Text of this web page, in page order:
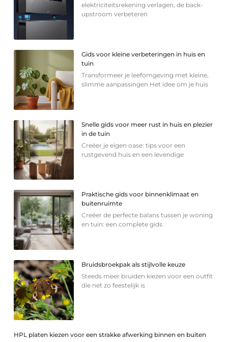
elektriciteitsrekening verlagen, de back-
upstroom verbeteren
Gids voor kleine verbeteringen in huis en
tuin
Transformeer je leefomgeving met kleine,
slimme aanpassingen Het idee om je huis
Snelle gids voor meer rust in huis en plezier
in de tuin
Creëer je eigen oase: tips voor een
rustgevend huis en een levendige
Praktische gids voor binnenklimaat en
buitenruimte
Creëer de perfecte balans tussen je woning
en tuin: een complete gids
Bruidsbroekpak als stijlvolle keuze
Steeds meer bruiden kiezen voor een outfit
die net zo feestelijk is
HPL platen kiezen voor een strakke afwerking binnen en buiten